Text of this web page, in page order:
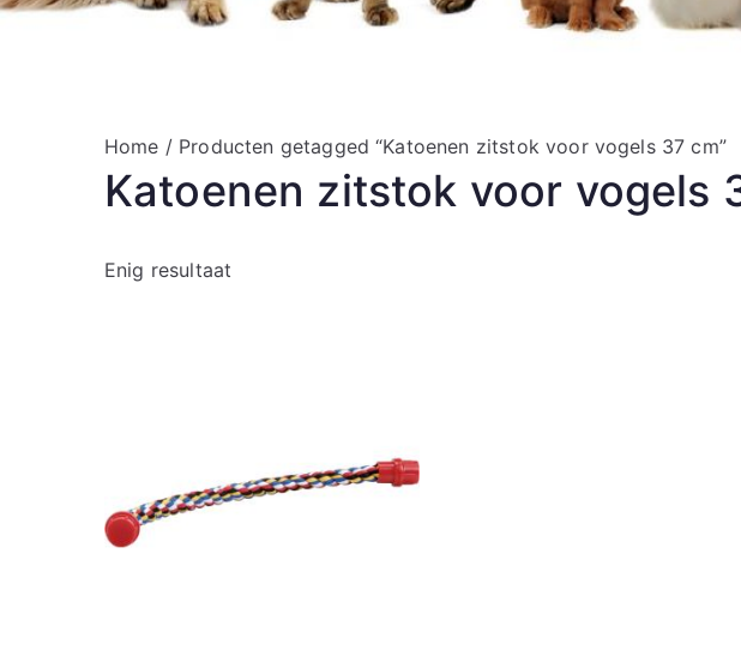
Home / Producten getagged “Katoenen zitstok voor vogels 37 cm”
Katoenen zitstok voor vogels
Enig resultaat